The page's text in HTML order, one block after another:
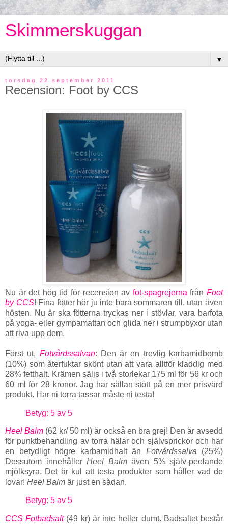
Skimmerskuggan
▼
torsdag 22 september 2011
Recension: Foot by CCS
Nu är det hög tid för recension av fot-spagrejerna frånFoot
by CCS! Fina fötter hör ju inte bara sommaren till, utan även
hösten. Nu är ska fötterna tryckas ner i stövlar, vara barfota
på yoga- eller gympamattan och glida ner i strumpbyxor utan
att riva upp dem.
Först ut, Fotvårdssalvan: Den är en trevlig karbamidbomb
(10%) som återfuktar skönt utan att vara alltför kladdig med
28% fetthalt. Krämen säljs i två storlekar 175 ml för 56 kr och
60 ml för 28 kronor. Jag har sällan stött på en mer prisvärd
produkt. Har ni torra tassar måste ni testa!
Betyg: 5 av 5
Heel Balm (62 kr/ 50 ml) är också en bra grej! Den är avsedd
för punktbehandling av torra hälar och självsprickor och har
en betydligt högre karbamidhalt än Fotvårdssalva(25%)
Dessutom innehåller Heel Balmäven 5% själv-peelande
mjölksyra. Det är kul att testa produkter som håller vad de
lovar! Heel Balm är just en sådan.
Betyg: 5 av 5
CCS Fotbadsalt(49 kr) är inte heller dumt. Badsaltet består